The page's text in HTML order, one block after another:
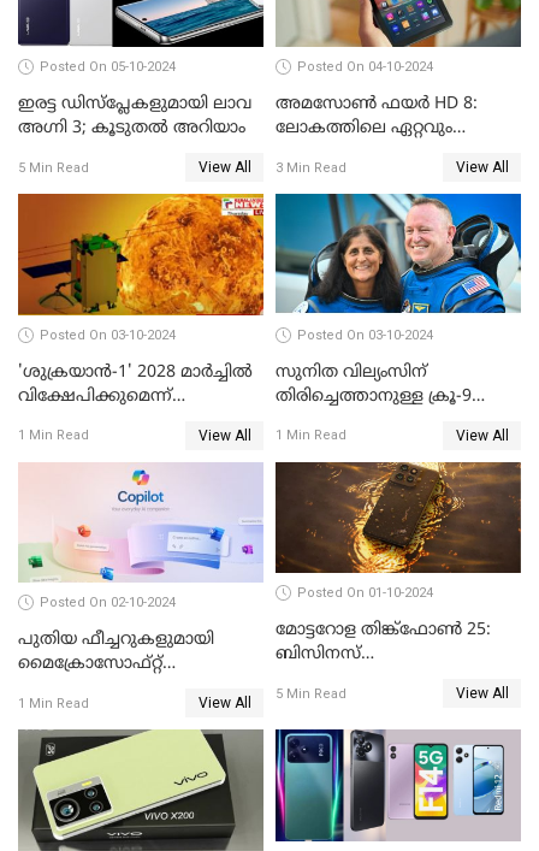
Posted On 05-10-2024
ഇരട്ട ഡിസ്‌പ്ലേകളുമായി ലാവ
അഗ്നി 3; കൂടുതൽ അറിയാം
5 Min Read View All
Posted On 04-10-2024
അമസോൺ ഫയർ HD 8:
ലോകത്തിലെ ഏറ്റവും
എത്തി!
3 Min Read View All
Posted On 03-10-2024
'ശുക്രയാന്‍-1' 2028 മാര്‍ച്ചില്‍
വിക്ഷേപിക്കുമെന്ന്
1 Min Read View All
Posted On 03-10-2024
സുനിത വില്യംസിന്
തിരിച്ചെത്താനുള്ള ക്രൂ-9
ഐഎസ്എസിലെത്തി
1 Min Read View All
Posted On 02-10-2024
പുതിയ ഫീച്ചറുകളുമായി
മൈക്രോസോഫ്റ്റ്
1 Min Read View All
Posted On 01-10-2024
മോട്ടറോള തിങ്ക്ഫോൺ 25:
ബിസിനസ്
പുതിയൊരു കരുത്ത്
5 Min Read View All